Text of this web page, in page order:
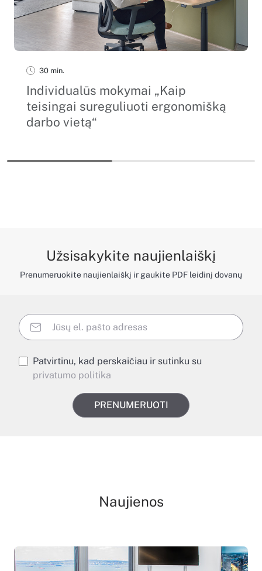
30 min.
Individualūs mokymai „Kaip
teisingai sureguliuoti ergonomišką
darbo vietą“
Užsisakykite naujienlaiškį
Prenumeruokite naujienlaiškį ir gaukite PDF leidinį dovanų
Patvirtinu, kad perskaičiau ir sutinku su
privatumo politika
PRENUMERUOTI
Naujienos